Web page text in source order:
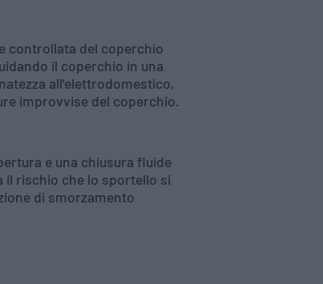
controllata del coperchio
il coperchio in una
all'elettrodomestico,
improvvise del coperchio.
e una chiusura fluide
il rischio che lo sportello si
di smorzamento